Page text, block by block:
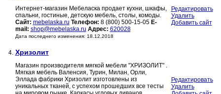
Интернет-магазин Мебеласка продает кухни, шкафы,
спальни, гостиные, детскую мебель, столы, комоды.
Сайт: mebelaska.ru Телефон: 8 (800) 500-15-05 E-
mail: shop@mebelaska.ru Адрес: 620028
Дата последнего изменения: 18.12.2018
Редактировать
Удалить
Добавить сайт
4. Хризолит
Магазин производителя мягкой мебели "ХРИЗОЛИТ" .
Мягкая мебель Валенсия, Турин, Милан, Орли,
Эллада фабрики Хризолит изготовлены из
уникальных тканей, с успехом прошедших все тесты
Редактировать
Удалить